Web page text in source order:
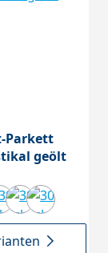
Parkett
geölt